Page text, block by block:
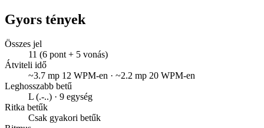
Gyors tények
Összes jel
11 (6 pont + 5 vonás)
Átviteli idő
~3.7 mp 12 WPM-en · ~2.2 mp 20 WPM-en
Leghosszabb betű
L (.-..) · 9 egység
Ritka betűk
Csak gyakori betűk